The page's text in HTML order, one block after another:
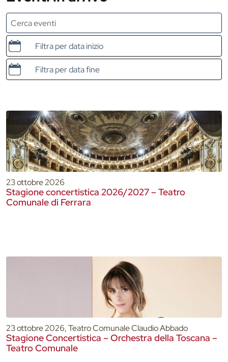
Data e ora di inizio
Data e ora di fine
23 ottobre 2026
Stagione concertistica 2026/2027 – Teatro
Comunale di Ferrara
23 ottobre 2026, Teatro Comunale Claudio Abbado
Stagione Concertistica – Orchestra della Toscana –
Teatro Comunale